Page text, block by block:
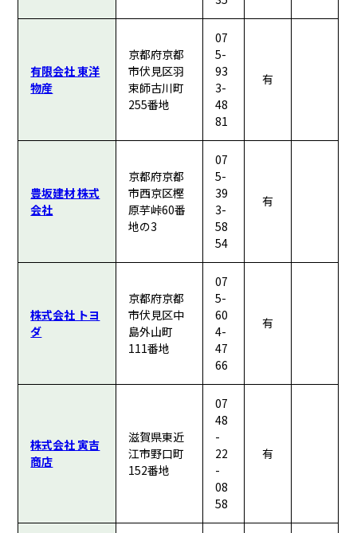
有限会社 東洋
物産
京都府京都
市伏見区羽
束師古川町
255番地
07
5-
93
3-
48
81
有
豊坂建材 株式
会社
京都府京都
市西京区樫
原芋峠60番
地の3
07
5-
39
3-
58
54
有
株式会社 トヨ
ダ
京都府京都
市伏見区中
島外山町
111番地
07
5-
60
4-
47
66
有
株式会社 寅吉
商店
滋賀県東近
江市野口町
152番地
07
48
-
22
-
08
58
有